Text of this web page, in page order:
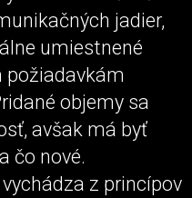
jadier,
umiestnené
požiadavkám
objemy sa
avšak má byť
čo nové.
z princípov